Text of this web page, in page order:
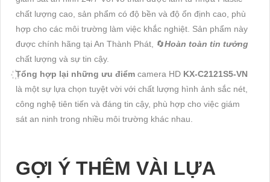
chất lượng cao, sản phẩm có độ bền và độ ổn định cao, phù
hợp cho các môi trường làm việc khắc nghiệt. Sản phẩm này
được chính hãng tại An Thành Phát, 🔄Hoàn toàn tin tưởng
chất lượng và sự tin cậy.
Tổng hợp lại những ưu điểm camera HD KX-C2121S5-VN
là một sự lựa chọn tuyệt vời với chất lượng hình ảnh sắc nét,
công nghệ tiên tiến và đáng tin cậy, phù hợp cho việc giám
sát an ninh trong nhiều môi trường khác nhau.
GỢI Ý THÊM VÀI LỰA